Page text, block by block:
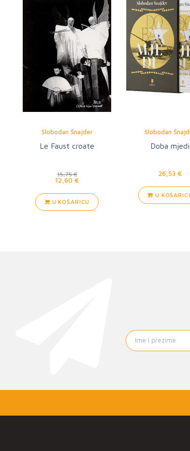
Slobodan Šnajder
Le Faust croate
15,75 €
12,60 €
U KOŠARICU
Slobodan
Doba mjedi
26,53 €
U